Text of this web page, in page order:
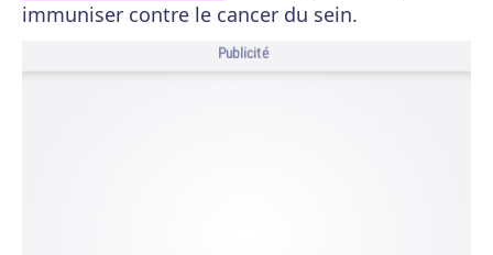
immuniser contre le cancer du sein.
Publicité